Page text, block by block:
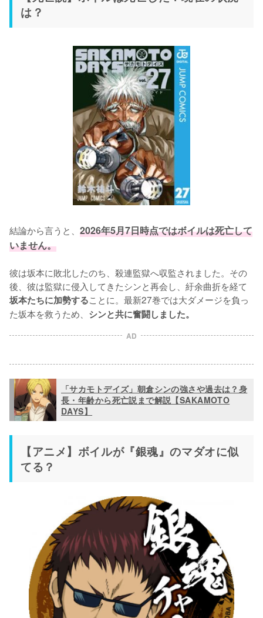
は？
結論から言うと、 2026年5月7日時点ではボイルは死亡して
いません。
彼は坂本に敗北したのち、殺連監獄へ収監されました。その
後、彼は監獄に侵入してきたシンと再会し、紆余曲折を経て
坂本たちに加勢することに。最新27巻では大ダメージを負っ
た坂本を救うため、 シンと共に奮闘しました。
AD
「サカモトデイズ」朝倉シンの強さや過去は？身
長・年齢から死亡説まで解説【SAKAMOTO
DAYS】
【アニメ】ボイルが『銀魂』のマダオに似
てる？